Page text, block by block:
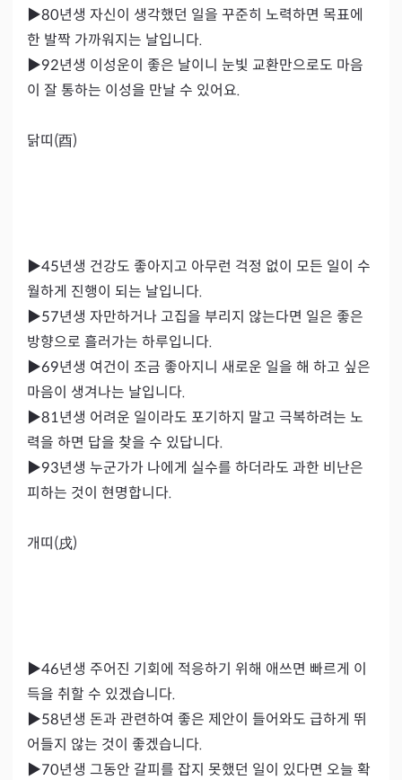
▶80년생 자신이 생각했던 일을 꾸준히 노력하면 목표에
한 발짝 가까워지는 날입니다.
▶92년생 이성운이 좋은 날이니 눈빛 교환만으로도 마음
이 잘 통하는 이성을 만날 수 있어요.
닭띠(酉)
▶45년생 건강도 좋아지고 아무런 걱정 없이 모든 일이 수
월하게 진행이 되는 날입니다.
▶57년생 자만하거나 고집을 부리지 않는다면 일은 좋은
방향으로 흘러가는 하루입니다.
▶69년생 여건이 조금 좋아지니 새로운 일을 해 하고 싶은
마음이 생겨나는 날입니다.
▶81년생 어려운 일이라도 포기하지 말고 극복하려는 노
력을 하면 답을 찾을 수 있답니다.
▶93년생 누군가가 나에게 실수를 하더라도 과한 비난은
피하는 것이 현명합니다.
개띠(戌)
▶46년생 주어진 기회에 적응하기 위해 애쓰면 빠르게 이
득을 취할 수 있겠습니다.
▶58년생 돈과 관련하여 좋은 제안이 들어와도 급하게 뛰
어들지 않는 것이 좋겠습니다.
▶70년생 그동안 갈피를 잡지 못했던 일이 있다면 오늘 확